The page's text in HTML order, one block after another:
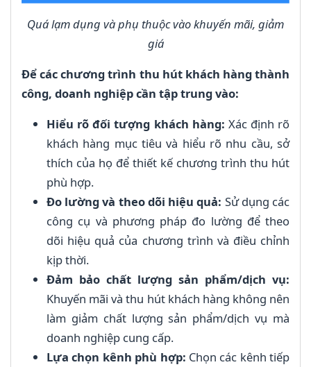
Quá lạm dụng và phụ thuộc vào khuyến mãi, giảm
giá
Để các chương trình thu hút khách hàng thành
công, doanh nghiệp cần tập trung vào:
Hiểu rõ đối tượng khách hàng: Xác định rõ
khách hàng mục tiêu và hiểu rõ nhu cầu, sở
thích của họ để thiết kế chương trình thu hút
phù hợp.
Đo lường và theo dõi hiệu quả: Sử dụng các
công cụ và phương pháp đo lường để theo
dõi hiệu quả của chương trình và điều chỉnh
kịp thời.
Đảm bảo chất lượng sản phẩm/dịch vụ:
Khuyến mãi và thu hút khách hàng không nên
làm giảm chất lượng sản phẩm/dịch vụ mà
doanh nghiệp cung cấp.
Lựa chọn kênh phù hợp: Chọn các kênh tiếp